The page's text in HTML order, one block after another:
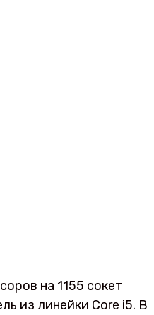
на 1155 сокет
из линейки Core i5. В